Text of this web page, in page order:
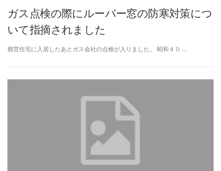
ガス点検の際にルーバー窓の防寒対策につ
いて指摘されました
都営住宅に入居したあとガス会社の点検が入りました。 昭和４０ …